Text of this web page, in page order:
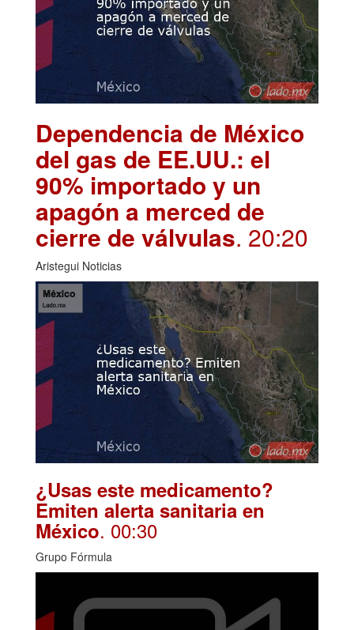
Dependencia de México
del gas de EE.UU.: el
90% importado y un
apagón a merced de
cierre de válvulas. 20:20
Aristegui Noticias
¿Usas este medicamento?
Emiten alerta sanitaria en
México. 00:30
Grupo Fórmula